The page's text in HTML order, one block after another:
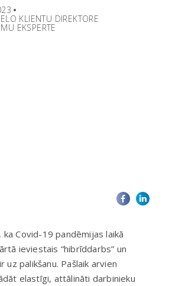
KLIENTU DIREKTORE
EKSPERTE
Covid-19 pandēmijas laikā
ieviestais “hibrīddarbs” un
palikšanu. Pašlaik arvien
elastīgi, attālināti darbinieku